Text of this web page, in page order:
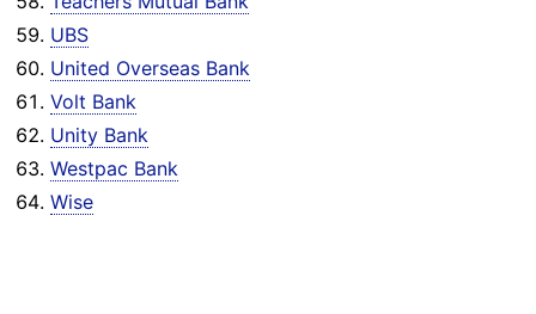
UBS
United Overseas Bank
Volt Bank
Unity Bank
Westpac Bank
Wise